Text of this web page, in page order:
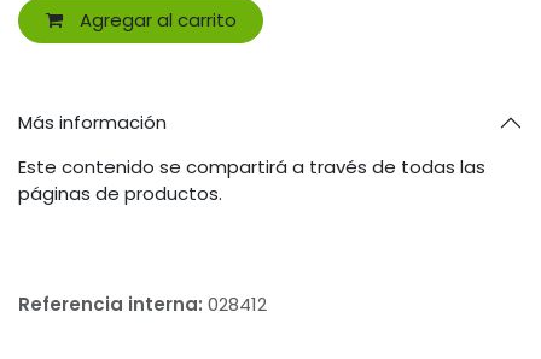
Agregar al carrito
Más información
Este contenido se compartirá a través de todas las
páginas de productos.
Referencia interna: 028412